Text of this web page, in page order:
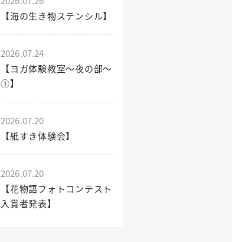
【海の生き物ステンシル】
2026.07.24
【ヨガ体験教室～夜の部～
①】
2026.07.20
【紙すき体験会】
2026.07.20
【花物語フォトコンテスト
入賞者発表】